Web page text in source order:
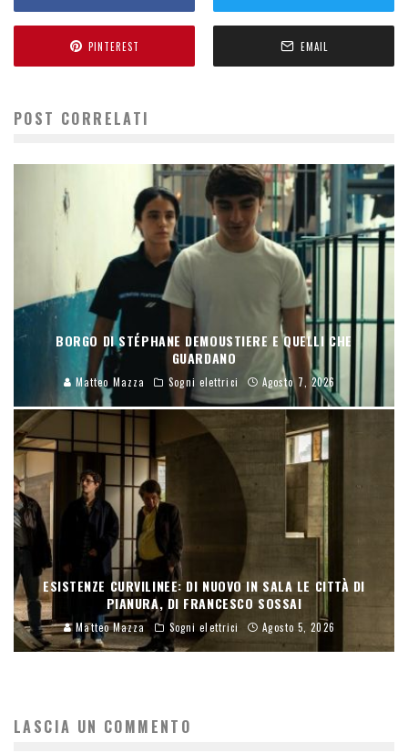
PINTEREST EMAIL
POST CORRELATI
BORGO DI STÉPHANE DEMOUSTIERE E QUELLI CHE
GUARDANO
Matteo Mazza Sogni elettrici Agosto 7, 2026
ESISTENZE CURVILINEE: DI NUOVO IN SALA LE CITTÀ DI
PIANURA, DI FRANCESCO SOSSAI
Matteo Mazza Sogni elettrici Agosto 5, 2026
LASCIA UN COMMENTO